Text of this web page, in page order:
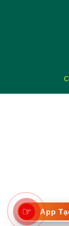
☞ App